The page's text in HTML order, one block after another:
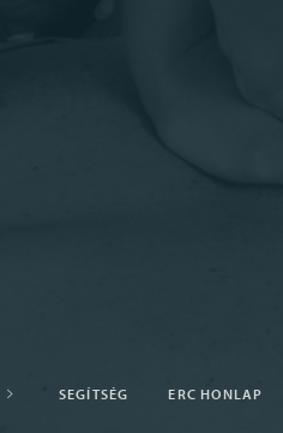
SEGÍTSÉG ERC HONLAP